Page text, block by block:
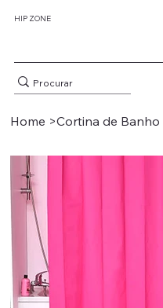
HIP ZONE
Home >Cortina de Banho